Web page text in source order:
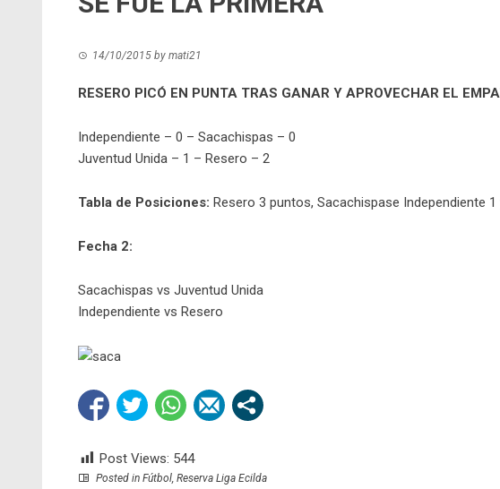
14/10/2015 by mati21
RESERO PICÓ EN PUNTA TRAS GANAR Y APROVECHAR EL
Independiente – 0 – Sacachispas – 0
Juventud Unida – 1 – Resero – 2
Tabla de Posiciones: Resero 3 puntos, Sacachispase Independiente 1
Fecha 2:
Sacachispas vs Juventud Unida
Independiente vs Resero
Post Views: 544
Posted in Fútbol, Reserva Liga Ecilda